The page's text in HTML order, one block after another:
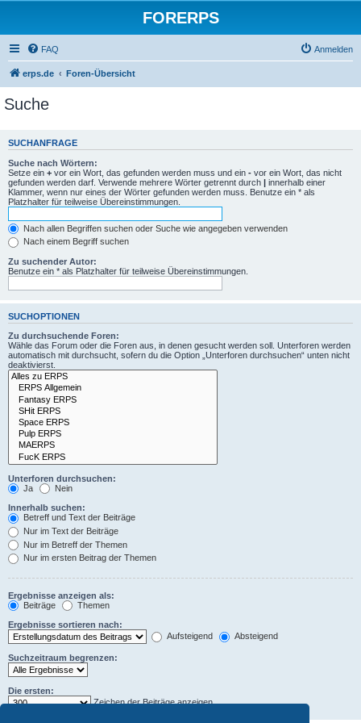
FORERPS
FAQ Anmelden
erps.de Foren-Übersicht
Suche
SUCHANFRAGE
Suche nach Wörtern:
Setze ein + vor ein Wort, das gefunden werden muss und ein - vor ein Wort, das nicht
gefunden werden darf. Verwende mehrere Wörter getrennt durch | innerhalb einer
Klammer, wenn nur eines der Wörter gefunden werden muss. Benutze ein * als
Platzhalter für teilweise Übereinstimmungen.
Nach allen Begriffen suchen oder Suche wie angegeben verwenden
Nach einem Begriff suchen
Zu suchender Autor:
Benutze ein * als Platzhalter für teilweise Übereinstimmungen.
SUCHOPTIONEN
Zu durchsuchende Foren:
Wähle das Forum oder die Foren aus, in denen gesucht werden soll. Unterforen werden
automatisch mit durchsucht, sofern du die Option „Unterforen durchsuchen“ unten nicht
deaktivierst.
Unterforen durchsuchen:
Ja
Nein
Innerhalb suchen:
Betreff und Text der Beiträge
Nur im Text der Beiträge
Nur im Betreff der Themen
Nur im ersten Beitrag der Themen
Ergebnisse anzeigen als:
Beiträge
Themen
Ergebnisse sortieren nach:
Aufsteigend
Absteigend
Suchzeitraum begrenzen:
Die ersten:
Zeichen der Beiträge anzeigen